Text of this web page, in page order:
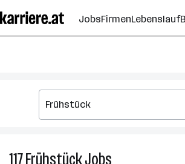
Seiteninhalt
springen
JobsFirmenLebenslauf
117FrühstückJobs